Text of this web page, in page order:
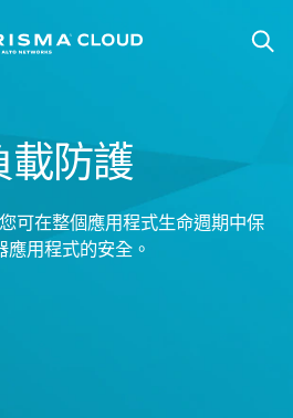
載防護
可在整個應用程式生命週期中保
用程式的安全。